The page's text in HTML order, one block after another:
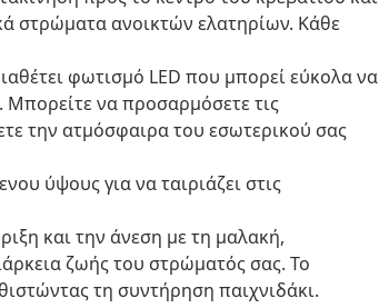
στρώματα ανοικτών ελατηρίων. Κάθε
φωτισμό LED που μπορεί εύκολα να
Μπορείτε να προσαρμόσετε τις
την ατμόσφαιρα του εσωτερικού σας
ύψους για να ταιριάζει στις
και την άνεση με τη μαλακή,
ζωής του στρώματός σας. Το
τη συντήρηση παιχνιδάκι.